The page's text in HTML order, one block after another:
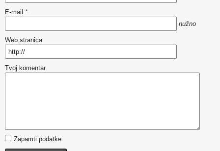
E-mail *
nužno
Web stranica
Tvoj komentar
Zapamti podatke